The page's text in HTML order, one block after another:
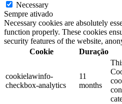
Necessary
Sempre ativado
Necessary cookies are absolutely
function properly. These cookies
security features of the website,
Cookie
Duração
cookielawinfo-
checkbox-analytics
11
months